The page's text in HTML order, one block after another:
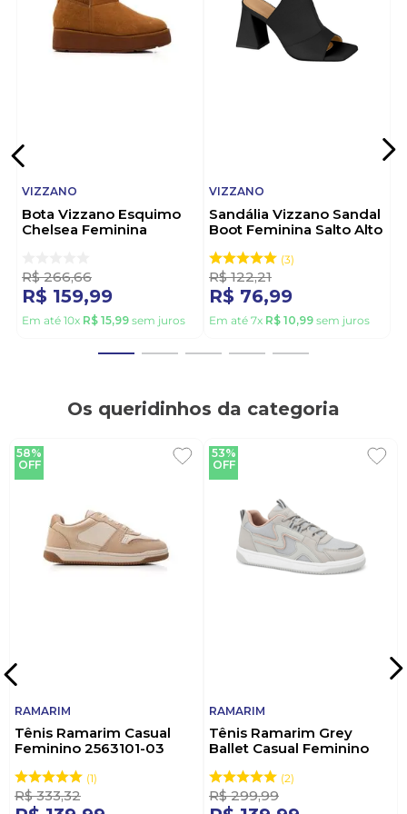
rumo à elegância e praticidade diária.
VIZZANO
Bota Vizzano Esquimo
Chelsea Feminina
R$ 266,66
R$ 159,99
Em até 10x R$ 15,99 sem juros
VIZZANO
Sandália Vizzano Sandal
Boot Feminina Salto Alto
3
R$ 122,21
R$ 76,99
Em até 7x R$ 10,99 sem juros
Os queridinhos da categoria
58%
OFF
RAMARIM
Tênis Ramarim Casual
Feminino 2563101-03
1
R$ 333,32
53%
OFF
RAMARIM
Tênis Ramarim Grey
Ballet Casual Feminino
2
R$ 299,99